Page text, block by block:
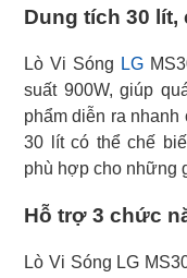
Dung tích 30 lít,
Lò Vi Sóng LG
suất 900W, giúp
phẩm diễn ra nhanh
30 lít có thể chế
phù hợp cho những
Hỗ trợ 3 chức
Lò Vi Sóng LG